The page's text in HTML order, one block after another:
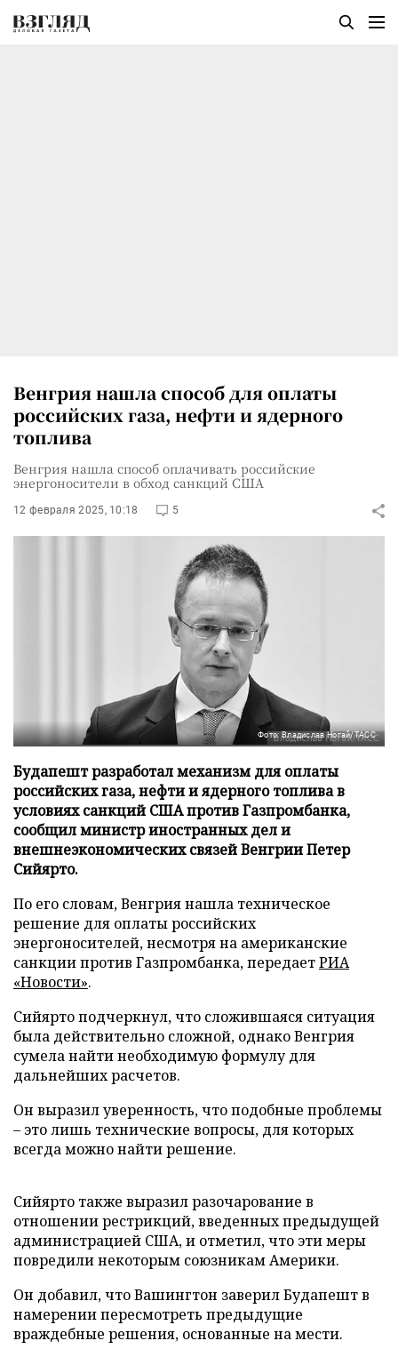
Венгрия нашла способ для оплаты
российских газа, нефти и ядерного
топлива
Венгрия нашла способ оплачивать российские
энергоносители в обход санкций США
12 февраля 2025, 10:18 5
Фото: Владислав Ногай/ТАСС
Будапешт разработал механизм для оплаты
российских газа, нефти и ядерного топлива в
условиях санкций США против Газпромбанка,
сообщил министр иностранных дел и
внешнеэкономических связей Венгрии Петер
Сийярто.
По его словам, Венгрия нашла техническое
решение для оплаты российских
энергоносителей, несмотря на американские
санкции против Газпромбанка, передаетРИА
«Новости».
Сийярто подчеркнул, что сложившаяся ситуация
была действительно сложной, однако Венгрия
сумела найти необходимую формулу для
дальнейших расчетов.
Он выразил уверенность, что подобные проблемы
– это лишь технические вопросы, для которых
всегда можно найти решение.
Сийярто также выразил разочарование в
отношении рестрикций, введенных предыдущей
администрацией США, и отметил, что эти меры
повредили некоторым союзникам Америки.
Он добавил, что Вашингтон заверил Будапешт в
намерении пересмотреть предыдущие
враждебные решения, основанные на мести.